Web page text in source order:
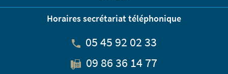
Horaires secrétariat téléphonique
05 45 92 02 33
09 86 36 14 77